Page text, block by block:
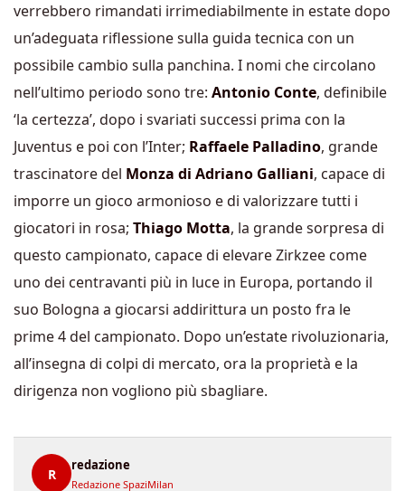
verrebbero rimandati irrimediabilmente in estate dopo
un’adeguata riflessione sulla guida tecnica con un
possibile cambio sulla panchina. I nomi che circolano
nell’ultimo periodo sono tre: Antonio Conte, definibile
‘la certezza’, dopo i svariati successi prima con la
Juventus e poi con l’Inter; Raffaele Palladino, grande
trascinatore del Monza di Adriano Galliani, capace di
imporre un gioco armonioso e di valorizzare tutti i
giocatori in rosa; Thiago Motta, la grande sorpresa di
questo campionato, capace di elevare Zirkzee come
uno dei centravanti più in luce in Europa, portando il
suo Bologna a giocarsi addirittura un posto fra le
prime 4 del campionato. Dopo un’estate rivoluzionaria,
all’insegna di colpi di mercato, ora la proprietà e la
dirigenza non vogliono più sbagliare.
R
redazione
Redazione SpaziMilan